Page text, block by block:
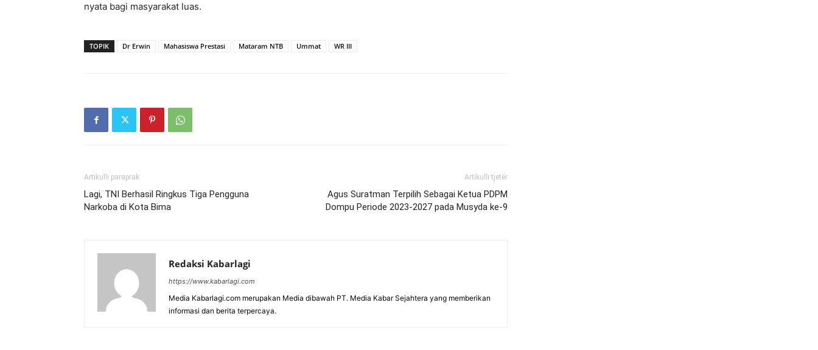
nyata bagi masyarakat luas.
TOPIK Dr Erwin Mahasiswa Prestasi Mataram NTB Ummat WR III
Artikulli paraprak
Lagi, TNI Berhasil Ringkus Tiga Pengguna
Narkoba di Kota Bima
Artikulli tjetër
Agus Suratman Terpilih Sebagai Ketua PDPM
Dompu Periode 2023-2027 pada Musyda ke-9
Redaksi Kabarlagi
https://www.kabarlagi.com
Media Kabarlagi.com merupakan Media dibawah PT. Media Kabar Sejahtera yang memberikan
informasi dan berita terpercaya.